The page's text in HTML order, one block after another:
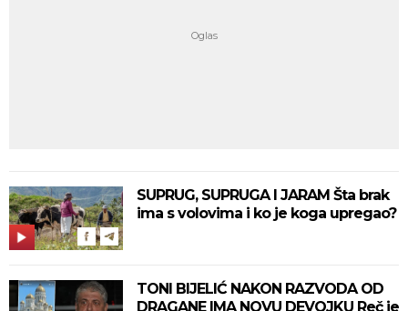
SUPRUG, SUPRUGA I JARAM Šta brak
ima s volovima i ko je koga upregao?
TONI BIJELIĆ NAKON RAZVODA OD
DRAGANE IMA NOVU DEVOJKU Reč je